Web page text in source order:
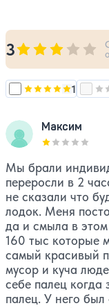
3Оценка,
Оценка, 1
Максим
Оценка,
Мы брали
переросли в 2
не сказали что
лодок. Меня
да и смыла в
160 тыс которые
самый красивый
мусор и куча
себе палец когда
палец. У него